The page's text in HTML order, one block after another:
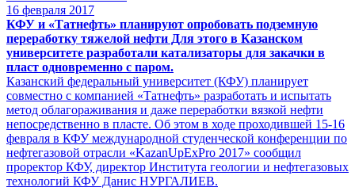
16 февраля 2017
КФУ и «Татнефть» планируют опробовать подземную
переработку тяжелой нефти Для этого в Казанском
университете разработали катализаторы для закачки в
пласт одновременно с паром.
Казанский федеральный университет (КФУ) планирует
совместно с компанией «Татнефть» разработать и испытать
метод облагораживания и даже переработки вязкой нефти
непосредственно в пласте. Об этом в ходе проходившей 15-16
февраля в КФУ международной студенческой конференции по
нефтегазовой отрасли «KazanUpExPro 2017» сообщил
проректор КФУ, директор Института геологии и нефтегазовых
технологий КФУ Данис НУРГАЛИЕВ.